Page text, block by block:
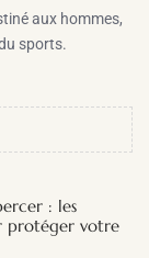
aux hommes,
sports.
: les
protéger votre